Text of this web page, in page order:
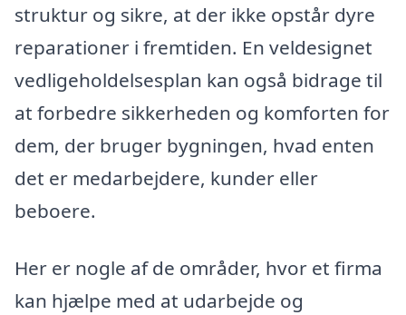
struktur og sikre, at der ikke opstår dyre
reparationer i fremtiden. En veldesignet
vedligeholdelsesplan kan også bidrage til
at forbedre sikkerheden og komforten for
dem, der bruger bygningen, hvad enten
det er medarbejdere, kunder eller
beboere.
Her er nogle af de områder, hvor et firma
kan hjælpe med at udarbejde og